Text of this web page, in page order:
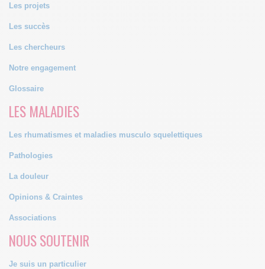
Les projets
Les succès
Les chercheurs
Notre engagement
Glossaire
LES MALADIES
Les rhumatismes et maladies musculo squelettiques
Pathologies
La douleur
Opinions & Craintes
Associations
NOUS SOUTENIR
Je suis un particulier